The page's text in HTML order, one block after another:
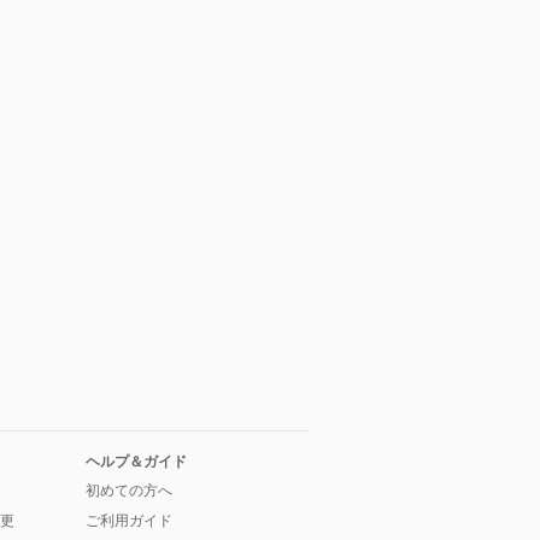
ヘルプ＆ガイド
初めての方へ
ご利用ガイド